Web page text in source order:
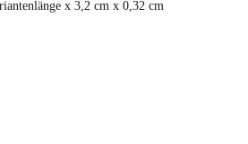
x 3,2 cm x 0,32 cm